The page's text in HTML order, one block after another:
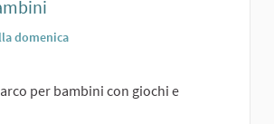
domenica
per bambini con giochi e